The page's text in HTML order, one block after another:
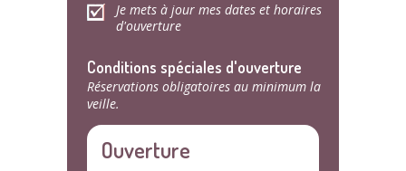
Je mets à jour mes dates et horaires
d'ouverture
Conditions spéciales d'ouverture
Réservations obligatoires au minimum la
veille.
Ouverture